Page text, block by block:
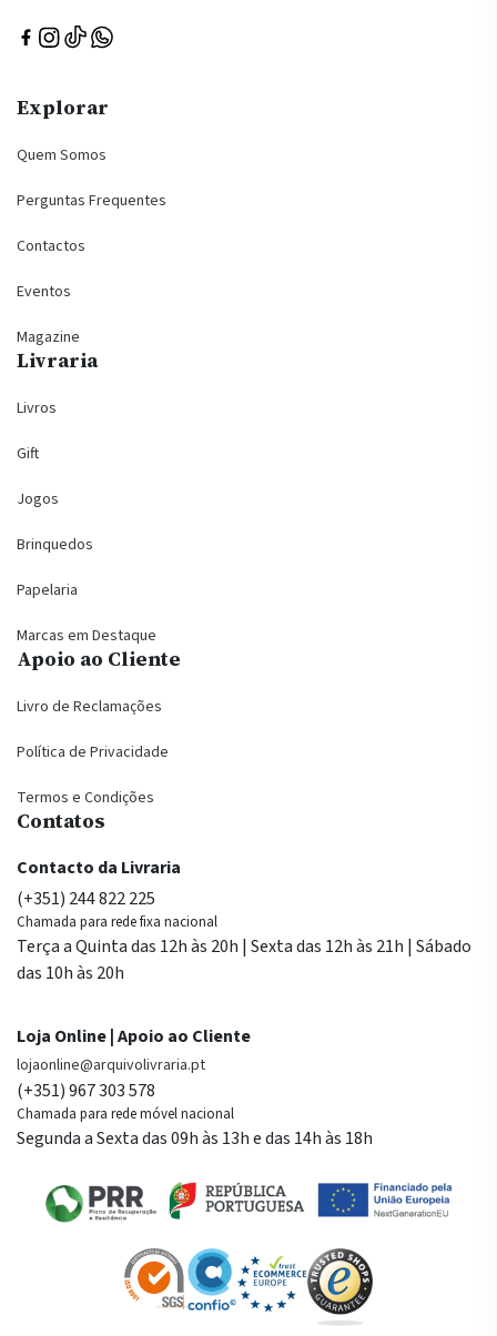
Explorar
Quem Somos
Perguntas Frequentes
Contactos
Eventos
Magazine
Livraria
Livros
Gift
Jogos
Brinquedos
Papelaria
Marcas em Destaque
Apoio ao Cliente
Livro de Reclamações
Política de Privacidade
Termos e Condições
Contatos
Contacto da Livraria
(+351) 244 822 225
Chamada para rede fixa nacional
Terça a Quinta das 12h às 20h | Sexta das 12h às 21h | Sábado
das 10h às 20h
Loja Online | Apoio ao Cliente
lojaonline@arquivolivraria.pt
(+351) 967 303 578
Chamada para rede móvel nacional
Segunda a Sexta das 09h às 13h e das 14h às 18h